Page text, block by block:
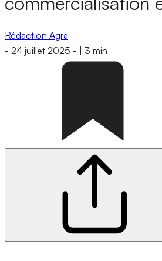
Rédaction Agra
- 24 juillet 2025 - 3 min